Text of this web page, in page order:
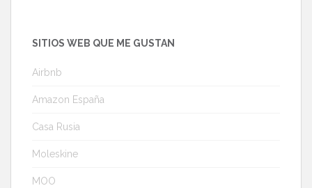
SITIOS WEB QUE ME GUSTAN
Airbnb
Amazon España
Casa Rusia
Moleskine
MOO